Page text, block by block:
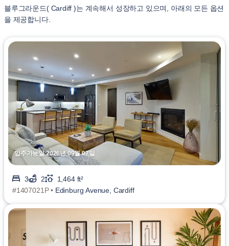
블루그라운드( Cardiff )는 계속해서 성장하고 있으며, 아래의 모든 옵션
을 제공합니다.
입주가능일 2026년 09월 07일
3 2
1,464 ft²
#1407021P • Edinburg Avenue, Cardiff